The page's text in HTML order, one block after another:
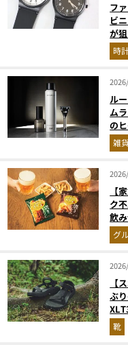
フ
ビ
が
事時
ル
ム
の
雑
【
ク
飲
グ
【
ぶ
解説
靴